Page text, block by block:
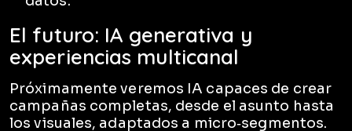
El futuro: IA generativa y
experiencias multicanal
Próximamente veremos IA capaces de crear
campañas completas, desde el asunto hasta
los visuales, adaptados a micro‑segmentos.